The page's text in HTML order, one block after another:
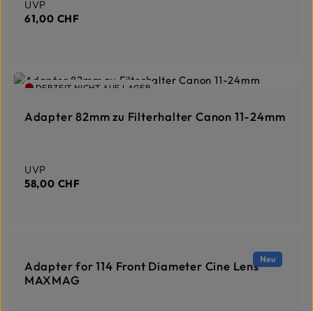
Regulärer Preis:
UVP
61,00 CHF
DERZEIT NICHT AUF LAGER
Adapter 82mm zu Filterhalter Canon 11-24mm
Regulärer Preis:
UVP
58,00 CHF
Neu
Adapter for 114 Front Diameter Cine Lens
MAXMAG